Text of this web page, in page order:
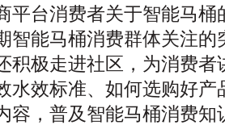
平台消费者关于智能马桶
智能马桶消费群体关注的
积极走进社区，为消费
水效标准、如何选购好
容，普及智能马桶消费知